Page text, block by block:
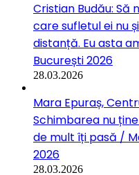
Cristian Budău: Să
care sufletul ei nu
distanță. Eu asta
București 2026
28.03.2026
Mara Epuraș,
Schimbarea nu
de mult îți pasă /
2026
28.03.2026